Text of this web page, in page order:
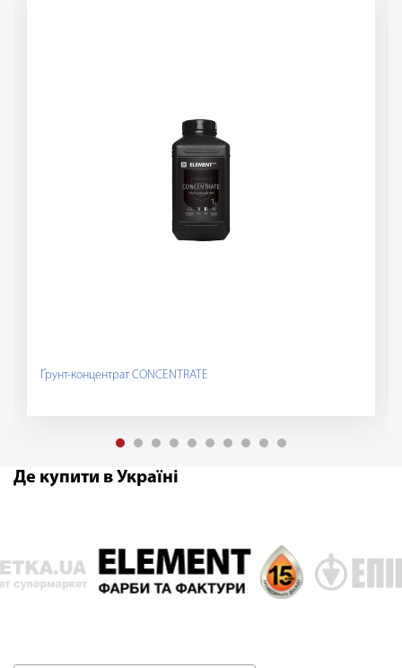
Ґрунт-концентрат CONCENTRATE
Де купити в Україні